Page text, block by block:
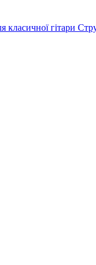
класичної гітари